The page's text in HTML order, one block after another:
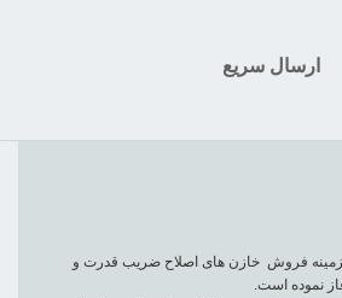
ارسال سریع
زمینه فروش خازن های اصلاح ضریب قدرت و
نموده است.